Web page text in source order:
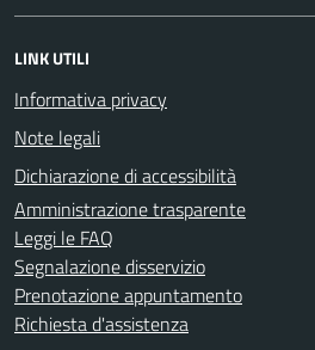
LINK UTILI
Informativa privacy
Note legali
Dichiarazione di accessibilità
Amministrazione trasparente
Leggi le FAQ
Segnalazione disservizio
Prenotazione appuntamento
Richiesta d'assistenza